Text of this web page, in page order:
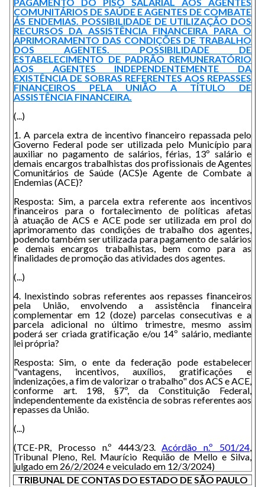
COMUNITÁRIOS DE SAÚDE E AGENTES DE COMBATE
ÁS ENDEMIAS. POSSIBILIDADE DE UTILIZAÇÃO DOS
RECURSOS DA ASSISTÊNCIA FINANCEIRA PARA O
APRIMORAMENTO DAS CONDIÇÕES DE TRABALHO
DOS AGENTES. POSSIBILIDADE DE
ESTABELECIMENTO DE PADRÃO REMUNERATÓRIO
AOS AGENTES INDEPENDENTEMENTE DA
EXISTÊNCIA DE SOBRAS REFERENTES AOS REPASSES
FINANCEIROS PELA UNIÃO A TÍTULO DE
ASSISTÊNCIA FINANCEIRA.
(...)
1. A parcela extra de incentivo financeiro repassada pelo
Governo Federal pode ser utilizada pelo Município para
auxiliar no pagamento de salários, férias, 13º salário e
demais encargos trabalhistas dos profissionais de Agentes
Comunitários de Saúde (ACS)e Agente de Combate a
Endemias (ACE)?
Resposta: Sim, a parcela extra referente aos incentivos
financeiros para o fortalecimento de políticas afetas
à atuação de ACS e ACE pode ser utilizada em prol do
aprimoramento das condições de trabalho dos agentes,
podendo também ser utilizada para pagamento de salários
e demais encargos trabalhistas, bem como para as
finalidades de promoção das atividades dos agentes.
(...)
4. Inexistindo sobras referentes aos repasses financeiros
pela União, envolvendo a assistência financeira
complementar em 12 (doze) parcelas consecutivas e a
parcela adicional no último trimestre, mesmo assim
poderá ser criada gratificação e/ou 14º salário, mediante
lei própria?
Resposta: Sim, o ente da federação pode estabelecer
"vantagens, incentivos, auxílios, gratificações e
indenizações, a fim de valorizar o trabalho" dos ACS e ACE,
conforme art. 198, §7º, da Constituição Federal,
independentemente da existência de sobras referentes aos
repasses da União.
(...)
(TCE-PR, Processo n.º 4443/23.Acórdão n.º 501/24,
Tribunal Pleno, Rel. Maurício Requião de Mello e Silva,
julgado em 26/2/2024 e veiculado em 12/3/2024)
TRIBUNAL DE CONTAS DO ESTADO DE SÃO PAULO